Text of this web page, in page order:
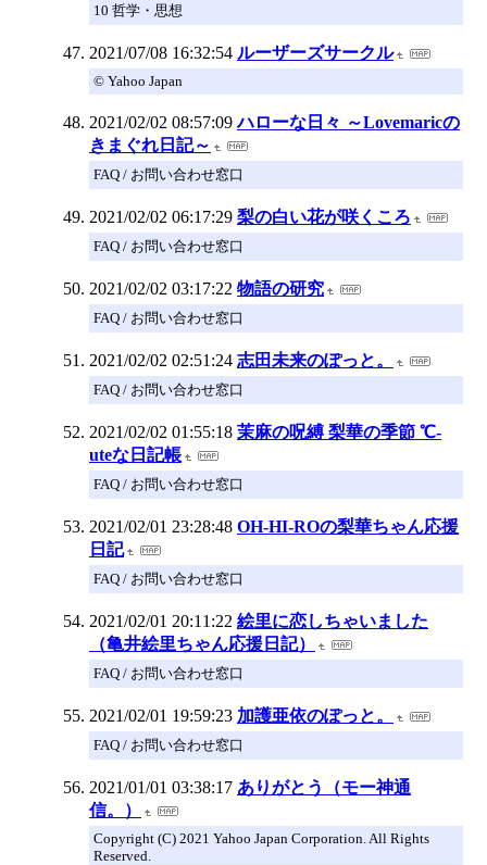
10 哲学・思想
2021/07/08 16:32:54 ルーザーズサークル
© Yahoo Japan
2021/02/02 08:57:09 ハローな日々 ～Lovemaricの
きまぐれ日記～
FAQ / お問い合わせ窓口
2021/02/02 06:17:29 梨の白い花が咲くころ
FAQ / お問い合わせ窓口
2021/02/02 03:17:22 物語の研究
FAQ / お問い合わせ窓口
2021/02/02 02:51:24 志田未来のぽっと。
FAQ / お問い合わせ窓口
2021/02/02 01:55:18 茉麻の呪縛 梨華の季節 ℃-
uteな日記帳
FAQ / お問い合わせ窓口
2021/02/01 23:28:48 OH-HI-ROの梨華ちゃん応援
日記
FAQ / お問い合わせ窓口
2021/02/01 20:11:22 絵里に恋しちゃいました
（亀井絵里ちゃん応援日記）
FAQ / お問い合わせ窓口
2021/02/01 19:59:23 加護亜依のぽっと。
FAQ / お問い合わせ窓口
2021/01/01 03:38:17 ありがとう（モー神通
信。）
Copyright (C) 2021 Yahoo Japan Corporation. All Rights
Reserved.